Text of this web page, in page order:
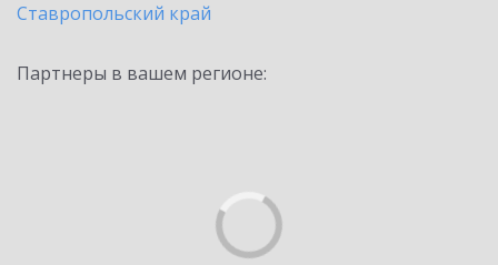
Ставропольский край
Партнеры в вашем регионе: